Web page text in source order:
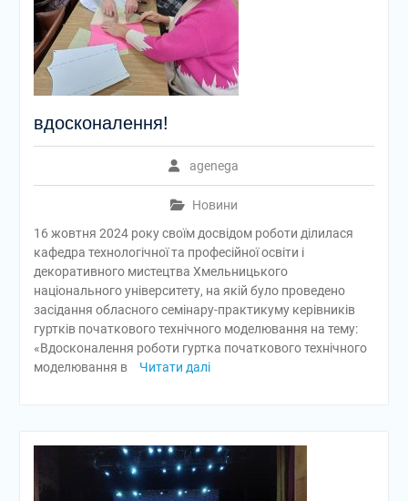
вдосконалення!
agenega
Новини
16 жовтня 2024 року своїм досвідом роботи ділилася
кафедра технологічної та професійної освіти і
декоративного мистецтва Хмельницького
національного університету, на якій було проведено
засідання обласного семінару-практикуму керівників
гуртків початкового технічного моделювання на тему:
«Вдосконалення роботи гуртка початкового технічного
моделювання в
Читати далі